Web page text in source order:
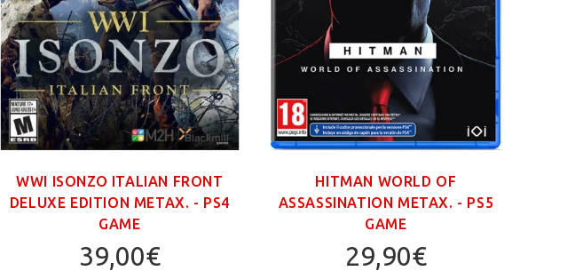
WWI ISONZO ITALIAN FRONT
DELUXE EDITION ΜΕΤΑΧ. - PS4
GAME
39,00€
HITMAN WORLD OF
ASSASSINATION ΜΕΤΑΧ. - PS5
GAME
29,90€